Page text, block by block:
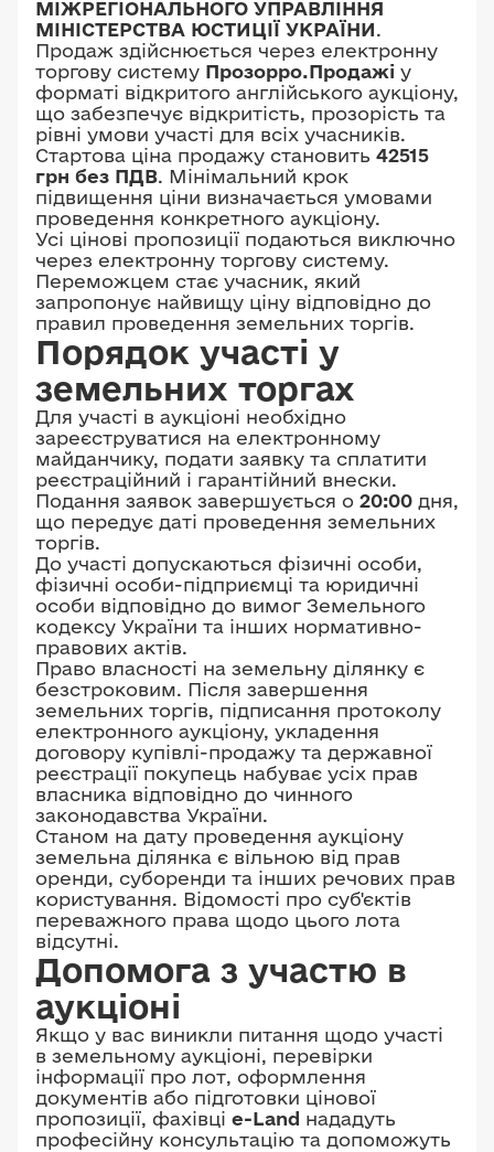
МІЖРЕГІОНАЛЬНОГО УПРАВЛІННЯ
МІНІСТЕРСТВА ЮСТИЦІЇ УКРАЇНИ.
Продаж здійснюється через електронну
торгову систему Прозорро.Продажі у
форматі відкритого англійського аукціону,
що забезпечує відкритість, прозорість та
рівні умови участі для всіх учасників.
Стартова ціна продажу становить 42515
грн без ПДВ. Мінімальний крок
підвищення ціни визначається умовами
проведення конкретного аукціону.
Усі цінові пропозиції подаються виключно
через електронну торгову систему.
Переможцем стає учасник, який
запропонує найвищу ціну відповідно до
правил проведення земельних торгів.
Порядок участі у
земельних торгах
Для участі в аукціоні необхідно
зареєструватися на електронному
майданчику, подати заявку та сплатити
реєстраційний і гарантійний внески.
Подання заявок завершується о 20:00 дня,
що передує даті проведення земельних
торгів.
До участі допускаються фізичні особи,
фізичні особи-підприємці та юридичні
особи відповідно до вимог Земельного
кодексу України та інших нормативно-
правових актів.
Право власності на земельну ділянку є
безстроковим. Після завершення
земельних торгів, підписання протоколу
електронного аукціону, укладення
договору купівлі-продажу та державної
реєстрації покупець набуває усіх прав
власника відповідно до чинного
законодавства України.
Станом на дату проведення аукціону
земельна ділянка є вільною від прав
оренди, суборенди та інших речових прав
користування. Відомості про суб'єктів
переважного права щодо цього лота
відсутні.
Допомога з участю в
аукціоні
Якщо у вас виникли питання щодо участі
в земельному аукціоні, перевірки
інформації про лот, оформлення
документів або підготовки цінової
пропозиції, фахівці e-Land нададуть
професійну консультацію та допоможуть